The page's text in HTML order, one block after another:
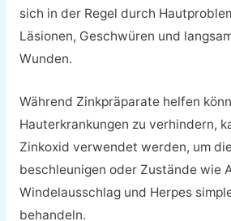
sich in der Regel durch
Läsionen, Geschwüren und
Wunden.
Während Zinkpräparate helfen
Hauterkrankungen zu verhindern,
Zinkoxid verwendet werden, um
beschleunigen oder Zustände wie
Windelausschlag und Herpes
behandeln.